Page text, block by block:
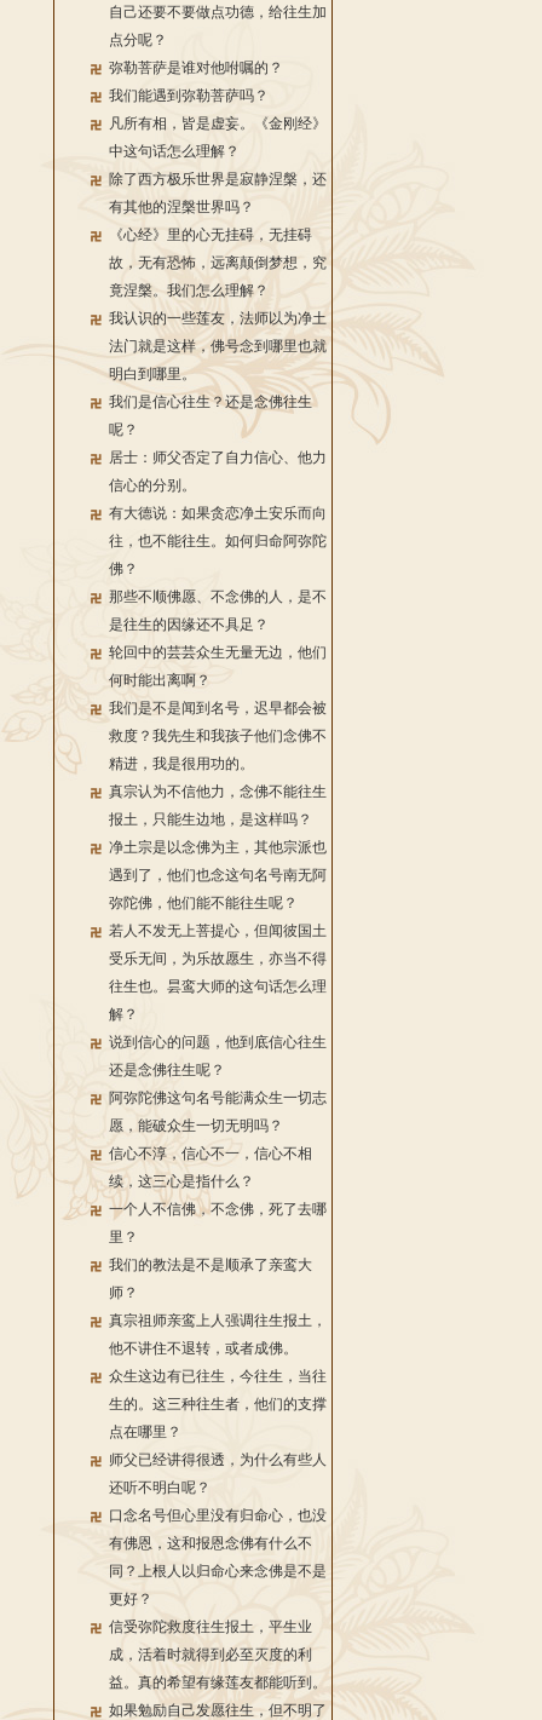
自己还要不要做点功德，给往生加
点分呢？
弥勒菩萨是谁对他咐嘱的？
我们能遇到弥勒菩萨吗？
凡所有相，皆是虚妄。《金刚经》
中这句话怎么理解？
除了西方极乐世界是寂静涅槃，还
有其他的涅槃世界吗？
《心经》里的心无挂碍，无挂碍
故，无有恐怖，远离颠倒梦想，究
竟涅槃。我们怎么理解？
我认识的一些莲友，法师以为净土
法门就是这样，佛号念到哪里也就
明白到哪里。
我们是信心往生？还是念佛往生
呢？
居士：师父否定了自力信心、他力
信心的分别。
有大德说：如果贪恋净土安乐而向
往，也不能往生。如何归命阿弥陀
佛？
那些不顺佛愿、不念佛的人，是不
是往生的因缘还不具足？
轮回中的芸芸众生无量无边，他们
何时能出离啊？
我们是不是闻到名号，迟早都会被
救度？我先生和我孩子他们念佛不
精进，我是很用功的。
真宗认为不信他力，念佛不能往生
报土，只能生边地，是这样吗？
净土宗是以念佛为主，其他宗派也
遇到了，他们也念这句名号南无阿
弥陀佛，他们能不能往生呢？
若人不发无上菩提心，但闻彼国土
受乐无间，为乐故愿生，亦当不得
往生也。昙鸾大师的这句话怎么理
解？
说到信心的问题，他到底信心往生
还是念佛往生呢？
阿弥陀佛这句名号能满众生一切志
愿，能破众生一切无明吗？
信心不淳，信心不一，信心不相
续，这三心是指什么？
一个人不信佛，不念佛，死了去哪
里？
我们的教法是不是顺承了亲鸾大
师？
真宗祖师亲鸾上人强调往生报土，
他不讲住不退转，或者成佛。
众生这边有已往生，今往生，当往
生的。这三种往生者，他们的支撑
点在哪里？
师父已经讲得很透，为什么有些人
还听不明白呢？
口念名号但心里没有归命心，也没
有佛恩，这和报恩念佛有什么不
同？上根人以归命心来念佛是不是
更好？
信受弥陀救度往生报土，平生业
成，活着时就得到必至灭度的利
益。真的希望有缘莲友都能听到。
如果勉励自己发愿往生，但不明了